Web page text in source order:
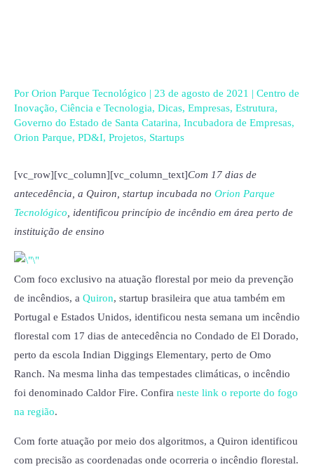
Por Orion Parque Tecnológico | 23 de agosto de 2021 | Centro de
Inovação, Ciência e Tecnologia, Dicas, Empresas, Estrutura,
Governo do Estado de Santa Catarina, Incubadora de Empresas,
Orion Parque, PD&I, Projetos, Startups
[vc_row][vc_column][vc_column_text]Com 17 dias de
antecedência, a Quiron, startup incubada no Orion Parque
Tecnológico , identificou princípio de incêndio em área perto de
instituição de ensino
Com foco exclusivo na atuação florestal por meio da prevenção
de incêndios, a Quiron, startup brasileira que atua também em
Portugal e Estados Unidos, identificou nesta semana um incêndio
florestal com 17 dias de antecedência no Condado de El Dorado,
perto da escola Indian Diggings Elementary, perto de Omo
Ranch. Na mesma linha das tempestades climáticas, o incêndio
foi denominado Caldor Fire. Confira neste link o reporte do fogo
na região.
Com forte atuação por meio dos algoritmos, a Quiron identificou
com precisão as coordenadas onde ocorreria o incêndio florestal.